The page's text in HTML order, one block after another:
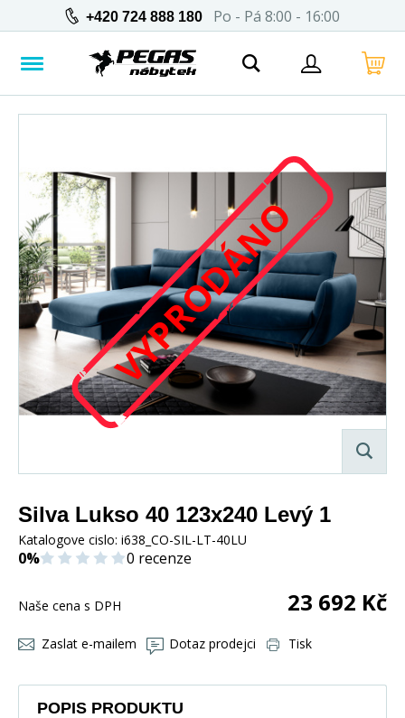
+420 724 888 180 Po - Pá 8:00 - 16:00
VYPRODÁNO
Silva Lukso 40 123x240 Levý 1
Katalogove cislo: i638_CO-SIL-LT-40LU
0% 0 recenze
Naše cena s DPH 23 692 Kč
Zaslat e-mailem Dotaz prodejci Tisk
POPIS PRODUKTU